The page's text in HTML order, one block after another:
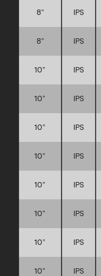
8” IPS
8” IPS
10” IPS
10” IPS
10” IPS
10” IPS
10” IPS
10” IPS
10” IPS
10” IPS